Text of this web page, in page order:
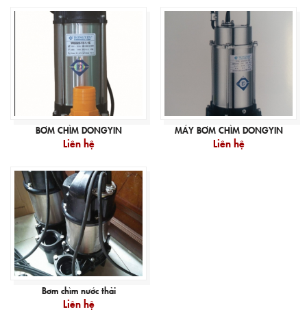
BƠM CHÌM DONGYIN
Liên hệ
MÁY BƠM CHÌM DONGYIN
Liên hệ
Bơm chìm nước thải
Liên hệ